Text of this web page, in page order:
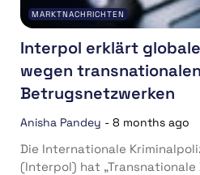
MARKTNACHRICHTEN
Interpol erklärt
wegen
Betrugsnetzwerken
Anisha Pandey - 8 months ago
Die Internationale
(Interpol) hat